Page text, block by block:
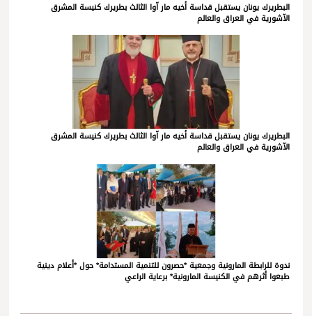
البطريرك يونان يستقبل قداسة أخيه مار آوا الثالث بطريرك كنيسة المشرق
الآشورية في العراق والعالم
البطريرك يونان يستقبل قداسة أخيه مار آوا الثالث بطريرك كنيسة المشرق
الآشورية في العراق والعالم
ندوة للرابطة المارونية وجمعية *حصرون للتنمية المستدامة* حول *أعلام دينية
طبعوا أثرهم في الكنيسة المارونية* برعاية الراعي